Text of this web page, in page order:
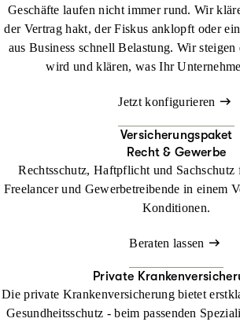
Geschäfte laufen nicht immer rund. Wir
der Vertrag hakt, der Fiskus anklopft oder
aus Business schnell Belastung. Wir steigen
wird und klären, was Ihr
Jetzt konfigurieren
Versicherungspaket
Recht & Gewerbe
Rechtsschutz, Haftpflicht und Sachschutz
Freelancer und Gewerbetreibende in einem
Konditionen.
Beraten lassen
Private
Die private Krankenversicherung bietet
Gesundheitsschutz - beim passenden